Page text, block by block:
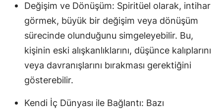
Değişim ve Dönüşüm: Spiritüel olarak, intihar
görmek, büyük bir değişim veya dönüşüm
sürecinde olunduğunu simgeleyebilir. Bu,
kişinin eski alışkanlıklarını, düşünce kalıplarını
veya davranışlarını bırakması gerektiğini
gösterebilir.
Kendi İç Dünyası ile Bağlantı: Bazı